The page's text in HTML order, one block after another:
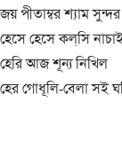
জয় পীতাম্বর শ্যাম সুন্দর
হেসে হেসে কল্‌সি
হেরি আজ শূন্য নিখিল
হের গোধূলি-বেলা সই